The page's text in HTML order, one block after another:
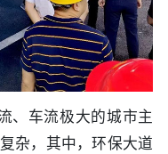
水利
工程
国际
车流极大的城市主
杂，其中，环保大道